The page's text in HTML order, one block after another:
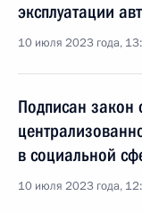
эксплуатации
10 июля 2023 года,
Подписан закон
в социальной
10 июля 2023 года,